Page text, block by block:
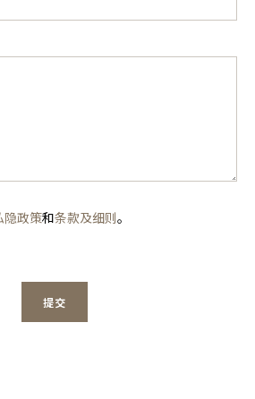
隐政策和条款及细则。
提交​